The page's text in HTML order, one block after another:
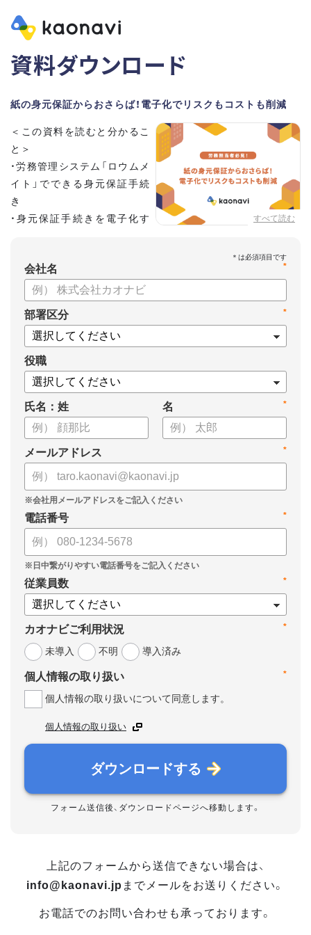
資料ダウンロード
紙の身元保証からおさらば！電子化でリスクもコストも削減
すべて読む
＜この資料を読むと分かるこ
と＞
・労務管理システム「ロウムメ
イト」でできる身元保証手続
き
・身元保証手続きを電子化す
*
会社名
*
部署区分
役職
氏名：姓 *
名
*
メールアドレス
*
電話番号
*
従業員数
*
カオナビご利用状況
未導入
不明 導入済み
*
個人情報の取り扱い
個人情報の取り扱いについて同意します。
個人情報の取り扱い
ダウンロードする
フォーム送信後、ダウンロードページへ移動します。
上記のフォームから送信できない場合は、
info@kaonavi.jp までメールをお送りください。
お電話でのお問い合わせも承っております。